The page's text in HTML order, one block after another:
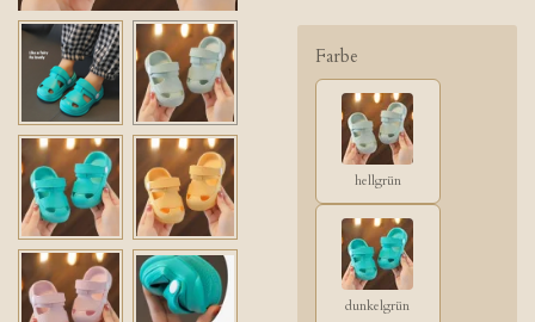
Farbe
hellgrün
dunkelgrün